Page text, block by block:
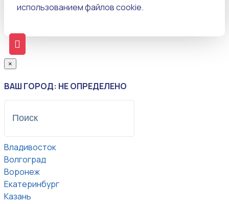
использованием файлов cookie.
×
ВАШ ГОРОД: НЕ ОПРЕДЕЛЕНО
Владивосток
Волгоград
Воронеж
Екатеринбург
Казань